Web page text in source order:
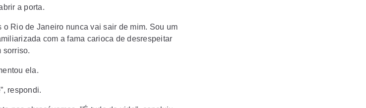
a porta.
o Rio de Janeiro nunca vai sair de mim. Sou um
com a fama carioca de desrespeitar
sorriso.
ela.
respondi.